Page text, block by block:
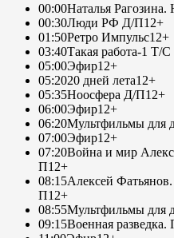
00:00Наталья
00:30Люди РФ Д/П12+
01:50Ретро Импульс12+
03:40Такая работа-1 Т/
05:00Эфир12+
05:2020 дней лета12+
05:35Ноосфера Д/П12+
06:00Эфир12+
06:20Мультфильмы для
07:00Эфир12+
07:20Война и мир
П12+
08:15Алексей
П12+
08:55Мультфильмы для
09:15Военная